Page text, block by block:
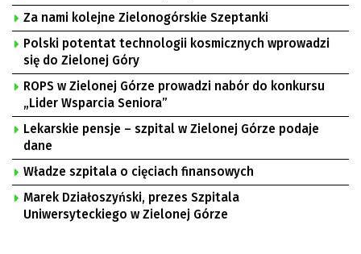
Za nami kolejne Zielonogórskie Szeptanki
Polski potentat technologii kosmicznych wprowadzi
się do Zielonej Góry
ROPS w Zielonej Górze prowadzi nabór do konkursu
„Lider Wsparcia Seniora”
Lekarskie pensje – szpital w Zielonej Górze podaje
dane
Władze szpitala o cięciach finansowych
Marek Działoszyński, prezes Szpitala
Uniwersyteckiego w Zielonej Górze